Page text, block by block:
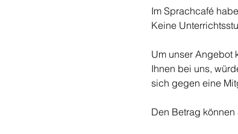
Im Sprachcafé
Keine
Um unser Angebot
Ihnen bei uns,
sich gegen eine
​Den Betrag